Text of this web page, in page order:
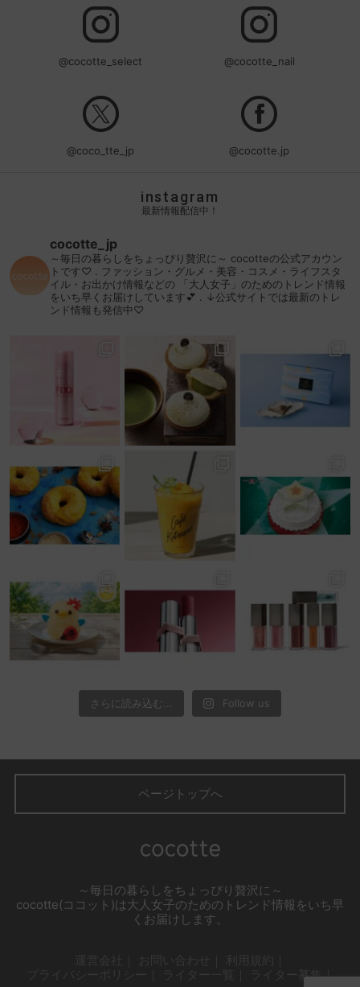
@cocotte_select @cocotte_nail
@coco_tte_jp @cocotte.jp
instagram
最新情報配信中！
cocotte_jp
～毎日の暮らしをちょっぴり贅沢に～ cocotteの公式アカウン
トです♡
ファッション・グルメ・美容・コスメ・ライフスタ
イル・お出かけ情報などの 「大人女子」のためのトレンド情報
をいち早くお届けしています💕
↓公式サイトでは最新のトレ
ンド情報も発信中♡
さらに読み込む... Follow us
ページトップへ
～毎日の暮らしをちょっぴり贅沢に～
cocotte(ココット)は大人女子のためのトレンド情報をいち早
くお届けします。
ライター募集